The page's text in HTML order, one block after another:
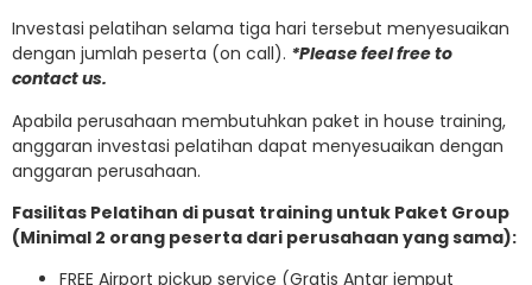
Investasi pelatihan selama tiga hari tersebut menyesuaikan
dengan jumlah peserta (on call). *Please feel free to
contact us.
Apabila perusahaan membutuhkan paket in house training,
anggaran investasi pelatihan dapat menyesuaikan dengan
anggaran perusahaan.
Fasilitas Pelatihan di pusat training untuk Paket Group
(Minimal 2 orang peserta dari perusahaan yang sama):
FREE Airport pickup service (Gratis Antar jemput